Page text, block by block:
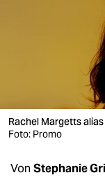
veranstaltungen
fragen & hilfe
Rachel Margetts
Foto: Promo
Von Stephanie